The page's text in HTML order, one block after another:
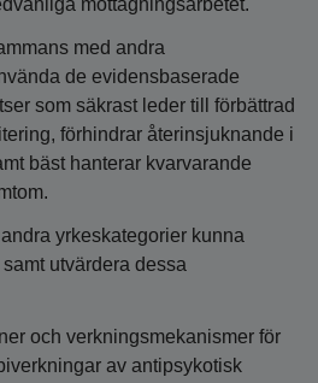
mottagningsarbetet.
med andra
de evidensbaserade
som säkrast leder till förbättrad
förhindrar återinsjuknande i
bäst hanterar kvarvarande
yrkeskategorier kunna
utvärdera dessa
och verkningsmekanismer för
av antipsykotisk